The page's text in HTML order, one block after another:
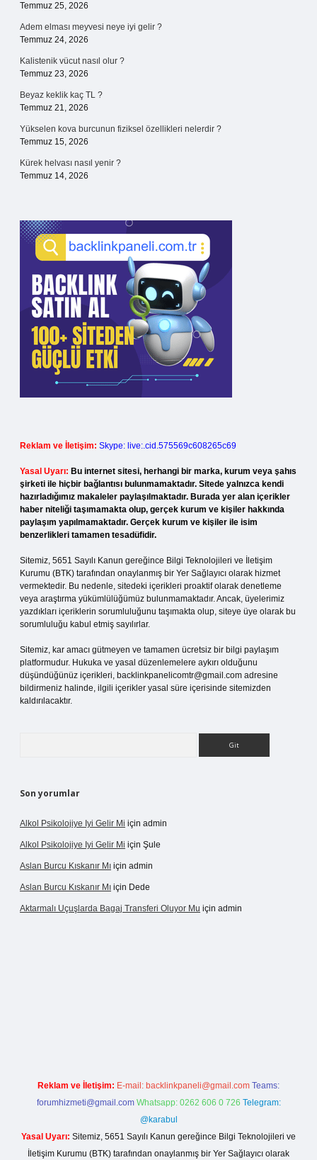
Temmuz 25, 2026
Adem elması meyvesi neye iyi gelir ?
Temmuz 24, 2026
Kalistenik vücut nasıl olur ?
Temmuz 23, 2026
Beyaz keklik kaç TL ?
Temmuz 21, 2026
Yükselen kova burcunun fiziksel özellikleri nelerdir ?
Temmuz 15, 2026
Kürek helvası nasıl yenir ?
Temmuz 14, 2026
Reklam ve İletişim: Skype: live:.cid.575569c608265c69
Yasal Uyarı: Bu internet sitesi, herhangi bir marka, kurum veya şahıs
şirketi ile hiçbir bağlantısı bulunmamaktadır. Sitede yalnızca kendi
hazırladığımız makaleler paylaşılmaktadır. Burada yer alan içerikler
haber niteliği taşımamakta olup, gerçek kurum ve kişiler hakkında
paylaşım yapılmamaktadır. Gerçek kurum ve kişiler ile isim
benzerlikleri tamamen tesadüfidir.
Sitemiz, 5651 Sayılı Kanun gereğince Bilgi Teknolojileri ve İletişim
Kurumu (BTK) tarafından onaylanmış bir Yer Sağlayıcı olarak hizmet
vermektedir. Bu nedenle, sitedeki içerikleri proaktif olarak denetleme
veya araştırma yükümlülüğümüz bulunmamaktadır. Ancak, üyelerimiz
yazdıkları içeriklerin sorumluluğunu taşımakta olup, siteye üye olarak bu
sorumluluğu kabul etmiş sayılırlar.
Sitemiz, kar amacı gütmeyen ve tamamen ücretsiz bir bilgi paylaşım
platformudur. Hukuka ve yasal düzenlemelere aykırı olduğunu
düşündüğünüz içerikleri, backlinkpanelicomtr@gmail.com adresine
bildirmeniz halinde, ilgili içerikler yasal süre içerisinde sitemizden
kaldırılacaktır.
Son yorumlar
Alkol Psikolojiye Iyi Gelir Mi için admin
Alkol Psikolojiye Iyi Gelir Mi için Şule
Aslan Burcu Kıskanır Mı için admin
Aslan Burcu Kıskanır Mı için Dede
Aktarmalı Uçuşlarda Bagaj Transferi Oluyor Mu için admin
Reklam ve İletişim: E-mail: backlinkpaneli@gmail.com Teams:
forumhizmeti@gmail.com Whatsapp: 0262 606 0 726 Telegram:
@karabul
Yasal Uyarı: Sitemiz, 5651 Sayılı Kanun gereğince Bilgi Teknolojileri ve
İletişim Kurumu (BTK) tarafından onaylanmış bir Yer Sağlayıcı olarak